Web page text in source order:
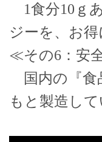
1食分10ｇ
ジーを、お
≪その6：安
国内の『食
もと製造して